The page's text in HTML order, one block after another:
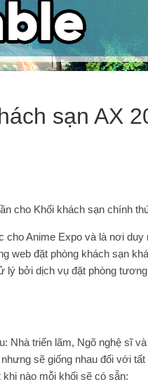
sạn AX
cho Khối khách sạn chính
Anime Expo và là nơi duy
web đặt phòng khách sạn
bởi dịch vụ đặt phòng
Nhà triển lãm, Ngõ nghệ sĩ
sẽ giống nhau đối với
nào mỗi khối sẽ có sẵn: